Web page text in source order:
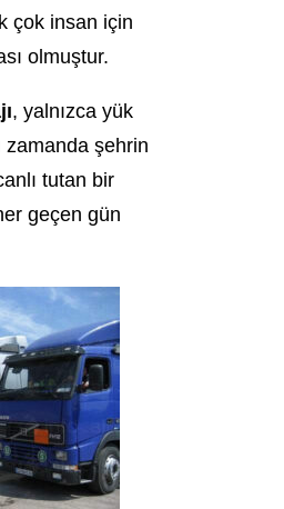
çok insan için
olmuştur.
, yalnızca yük
zamanda şehrin
tutan bir
geçen gün